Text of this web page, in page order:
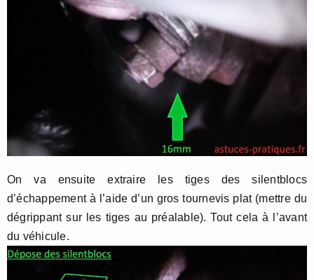
On va ensuite extraire les tiges des silentblocs
d’échappement à l’aide d’un gros tournevis plat (mettre du
dégrippant sur les tiges au préalable). Tout cela à l’avant
du véhicule.